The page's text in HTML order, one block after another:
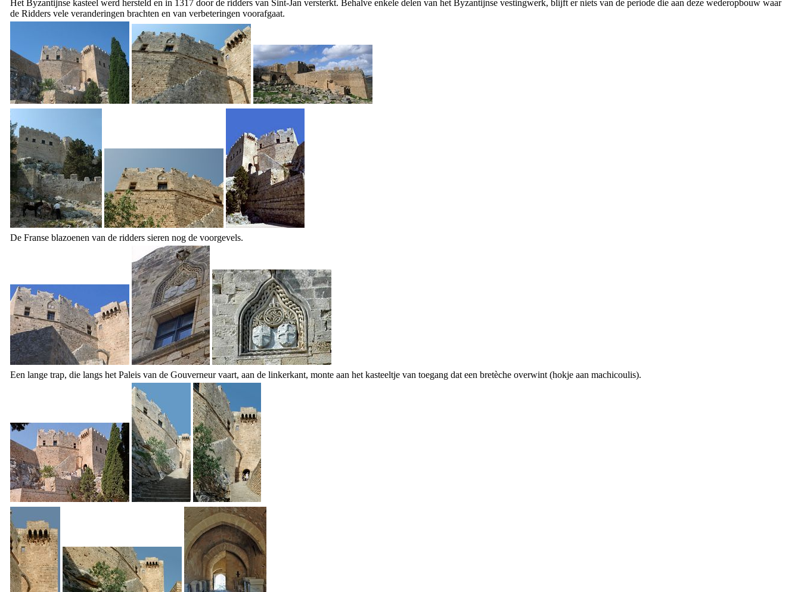
Het Byzantijnse kasteel werd hersteld en in 1317 door de ridders van Sint-Jan versterkt. Behalve enkele delen van het Byzantijnse vestingwerk, blijft er niets van de periode die aan deze wederopbouw waar
de Ridders vele veranderingen brachten en van verbeteringen voorafgaat.
De Franse blazoenen van de ridders sieren nog de voorgevels.
Een lange trap, die langs het Paleis van de Gouverneur vaart, aan de linkerkant, monte aan het kasteeltje van toegang dat een bretèche overwint (hokje aan machicoulis).